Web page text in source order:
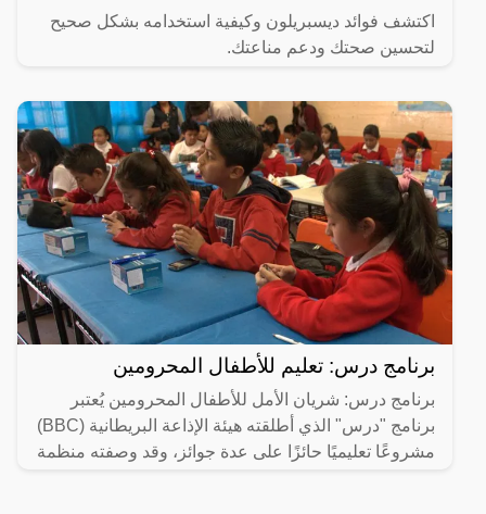
اكتشف فوائد ديسبريلون وكيفية استخدامه بشكل صحيح
لتحسين صحتك ودعم مناعتك.
برنامج درس: تعليم للأطفال المحرومين
برنامج درس: شريان الأمل للأطفال المحرومين يُعتبر
برنامج "درس" الذي أطلقته هيئة الإذاعة البريطانية (BBC)
مشروعًا تعليميًا حائزًا على عدة جوائز، وقد وصفته منظمة